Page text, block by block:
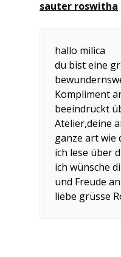
sauter roswitha
hallo milica
du bist eine
Kompliment
beeindruckt
Atelier,deine
ganze art wie
ich lese über
ich wünsche
und Freude
liebe grüsse